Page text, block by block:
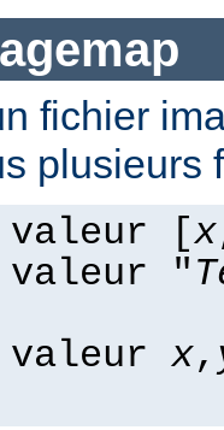
fichier
plusieurs
[x
"
x,